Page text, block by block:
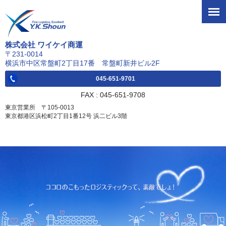
株式会社 ワイケイ商運
〒231-0014
横浜市中区常盤町2丁目17番 常盤町新井ビル2F
045-651-9701
FAX : 045-651-9708
東京営業所 〒105-0013
東京都港区浜松町2丁目1番12号 浜二ビル3階